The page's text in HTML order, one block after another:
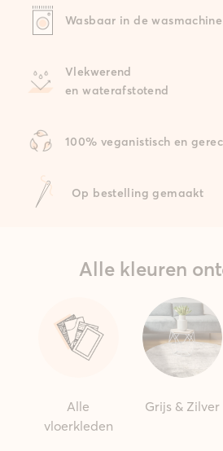
Wasbaar in de wasmachine
Vlekwerend
en waterafstotend
100% veganistisch en
Op bestelling gemaakt
Alle kleuren
Alle
vloerkleden
Grijs & Zilver